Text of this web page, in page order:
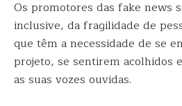
Os promotores das fake news
inclusive, da fragilidade de
que têm a necessidade de se
projeto, se sentirem acolhidos
as suas vozes ouvidas.